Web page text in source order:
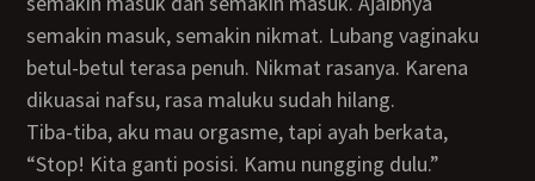
semakin masuk, semakin nikmat. Lubang vaginaku
betul-betul terasa penuh. Nikmat rasanya. Karena
dikuasai nafsu, rasa maluku sudah hilang.
Tiba-tiba, aku mau orgasme, tapi ayah berkata,
“Stop! Kita ganti posisi. Kamu nungging dulu.”